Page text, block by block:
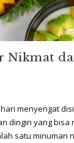
Nikmat
menyengat
dingin yang bisa
satu minuman